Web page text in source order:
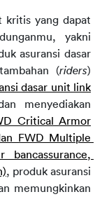
kritis yang dapat
yakni
asuransi dasar
(riders)
dasar unit link
menyediakan
Critical Armor
FWD Multiple
, produk asuransi
memungkinkan